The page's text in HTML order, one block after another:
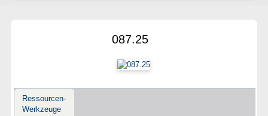
087.25
Ressourcen-
Werkzeuge